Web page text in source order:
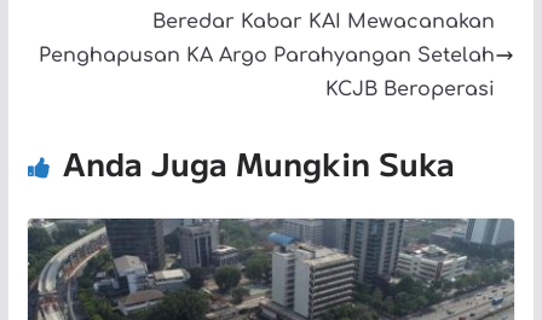
Beredar Kabar KAI Mewacanakan
Penghapusan KA Argo Parahyangan Setelah
KCJB Beroperasi
Anda Juga Mungkin Suka